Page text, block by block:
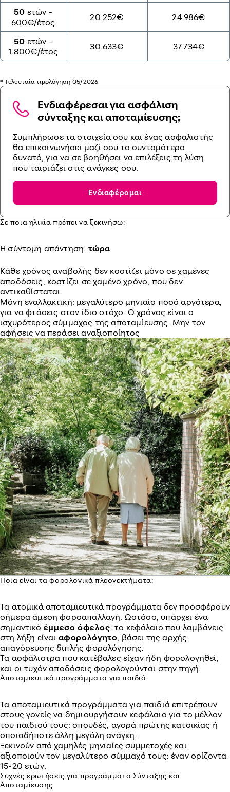
50 ετών -
600€/έτος
20.252€ 24.986€
50 ετών -
1.800€/έτος
30.633€ 37.734€
* Τελευταία τιμολόγηση 05/2026
Ενδιαφέρεσαι για ασφάλιση
σύνταξης και αποταμίευσης;
Συμπλήρωσε τα στοιχεία σου και ένας ασφαλιστής
θα επικοινωνήσει μαζί σου το συντομότερο
δυνατό, για να σε βοηθήσει να επιλέξεις τη λύση
που ταιριάζει στις ανάγκες σου.
Ενδιαφέρομαι
Σε ποια ηλικία πρέπει να ξεκινήσω;
Η σύντομη απάντηση: τώρα
Κάθε χρόνος αναβολής δεν κοστίζει μόνο σε χαμένες
αποδόσεις, κοστίζει σε χαμένο χρόνο, που δεν
αντικαθίσταται.
Μόνη εναλλακτική: μεγαλύτερο μηνιαίο ποσό αργότερα,
για να φτάσεις στον ίδιο στόχο. Ο χρόνος είναι ο
ισχυρότερος σύμμαχος της αποταμίευσης. Μην τον
αφήσεις να περάσει αναξιοποίητος
Ποια είναι τα φορολογικά πλεονεκτήματα;
Τα ατομικά αποταμιευτικά προγράμματα δεν προσφέρουν
σήμερα άμεση φοροαπαλλαγή. Ωστόσο, υπάρχει ένα
σημαντικό έμμεσο όφελος: το κεφάλαιο που λαμβάνεις
στη λήξη είναι αφορολόγητο, βάσει της αρχής
απαγόρευσης διπλής φορολόγησης.
Τα ασφάλιστρα που κατέβαλες είχαν ήδη φορολογηθεί,
και οι τυχόν αποδόσεις φορολογούνται στην πηγή.
Αποταμιευτικά προγράμματα για παιδιά
Τα αποταμιευτικά προγράμματα για παιδιά επιτρέπουν
στους γονείς να δημιουργήσουν κεφάλαιο για το μέλλον
του παιδιού τους: σπουδές, αγορά πρώτης κατοικίας ή
οποιαδήποτε άλλη μεγάλη ανάγκη.
Ξεκινούν από χαμηλές μηνιαίες συμμετοχές και
αξιοποιούν τον μεγαλύτερο σύμμαχό τους: έναν ορίζοντα
15-20 ετών.
Συχνές ερωτήσεις για προγράμματα Σύνταξης και
Αποταμίευσης